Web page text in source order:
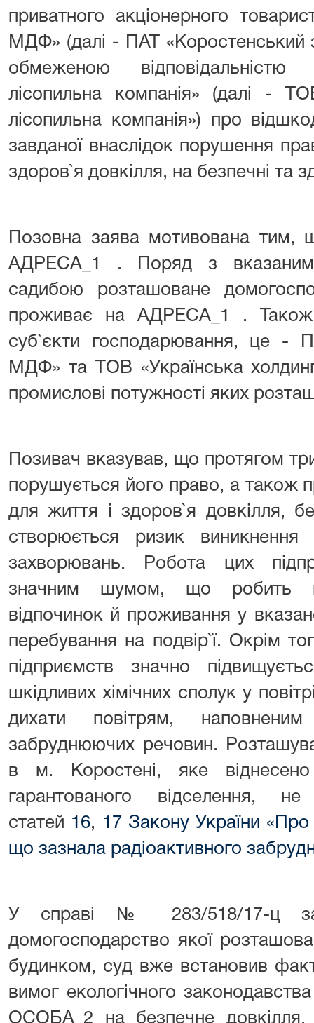
приватного акціонерного
МДФ» (далі - ПАТ
обмеженою відповідальністю
лісопильна компанія» (далі -
лісопильна компанія») про
завданої внаслідок порушення
здоров`я довкілля, на безпечні та
Позовна заява мотивована
АДРЕСА_1 . Поряд з
садибою розташоване
проживає на АДРЕСА_1 . Також
суб`єкти господарювання, це -
МДФ» та ТОВ «Українська
промислові потужності яких
Позивач вказував, що протягом
порушується його право, а також
для життя і здоров`я довкілля,
створюється ризик виникнення
захворювань. Робота цих
значним шумом, що робить
відпочинок й проживання у
перебування на подвір`ї. Окрім
підприємств значно
шкідливих хімічних сполук у
дихати повітрям,
забруднюючих речовин.
в м. Коростені, яке
гарантованого відселення,
статей 16, 17 Закону України
що зазнала радіоактивного
У справі № 283/518/17-ц
домогосподарство якої
будинком, суд вже встановив
вимог екологічного
ОСОБА_2 на безпечне довкілля,